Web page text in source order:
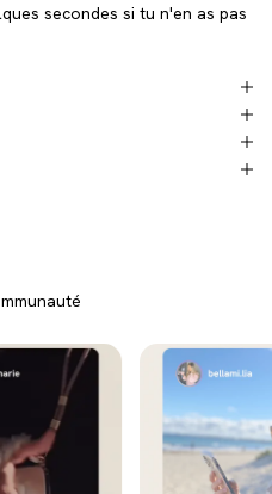
secondes si tu n'en as pas